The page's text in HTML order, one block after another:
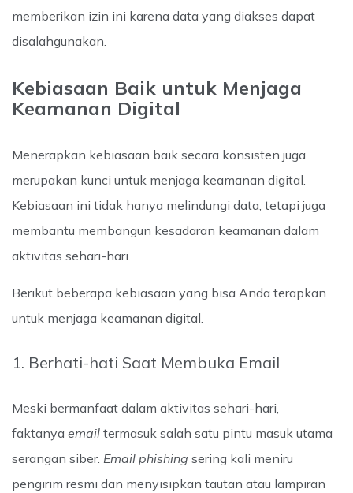
memberikan izin ini karena data yang diakses dapat
disalahgunakan.
Kebiasaan Baik untuk Menjaga
Keamanan Digital
Menerapkan kebiasaan baik secara konsisten juga
merupakan kunci untuk menjaga keamanan digital.
Kebiasaan ini tidak hanya melindungi data, tetapi juga
membantu membangun kesadaran keamanan dalam
aktivitas sehari-hari.
Berikut beberapa kebiasaan yang bisa Anda terapkan
untuk menjaga keamanan digital.
1. Berhati-hati Saat Membuka Email
Meski bermanfaat dalam aktivitas sehari-hari,
faktanya email termasuk salah satu pintu masuk utama
serangan siber. Email phishing sering kali meniru
pengirim resmi dan menyisipkan tautan atau lampiran